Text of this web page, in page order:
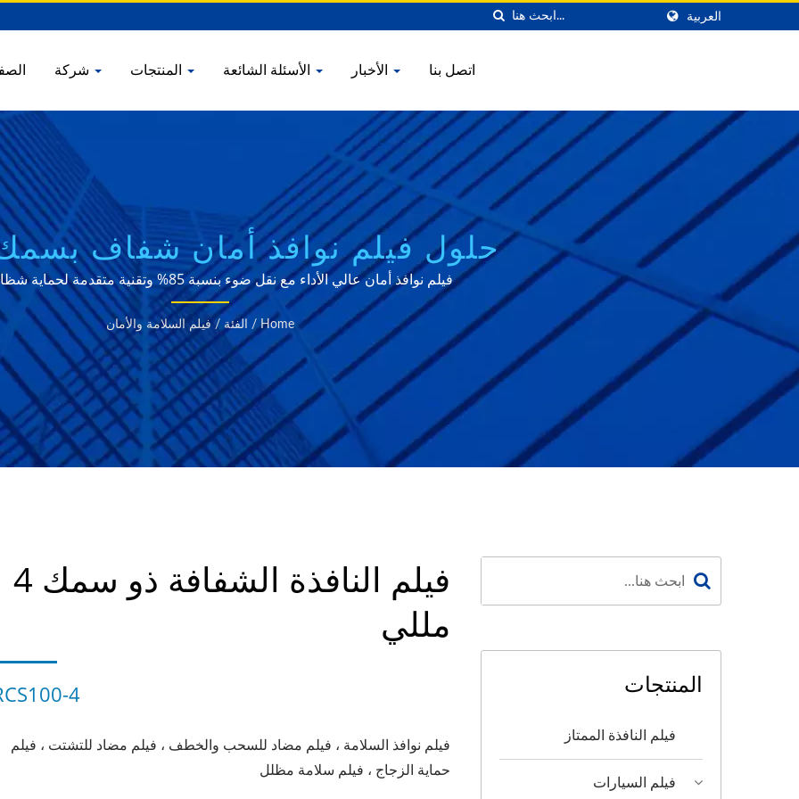
العربية
اتصل بنا
حلول فيلم نوافذ أمان شفاف بسمك 4
فيلم نوافذ أمان عالي الأداء مع نقل ضوء بنسبة 85% وتقنية متقدمة لحماية شظايا الزجاج.
Home
/ الفئة / فيلم السلامة والأمان
فيلم النافذة الشفافة ذو سمك 4
مللي
4
فيلم نوافذ السلامة ، فيلم مضاد للسحب والخطف ، فيلم مضاد للتشتت ، فيلم
حماية الزجاج ، فيلم سلامة مظلل
المنتجات
فيلم النافذة الممتاز
فيلم السيارات